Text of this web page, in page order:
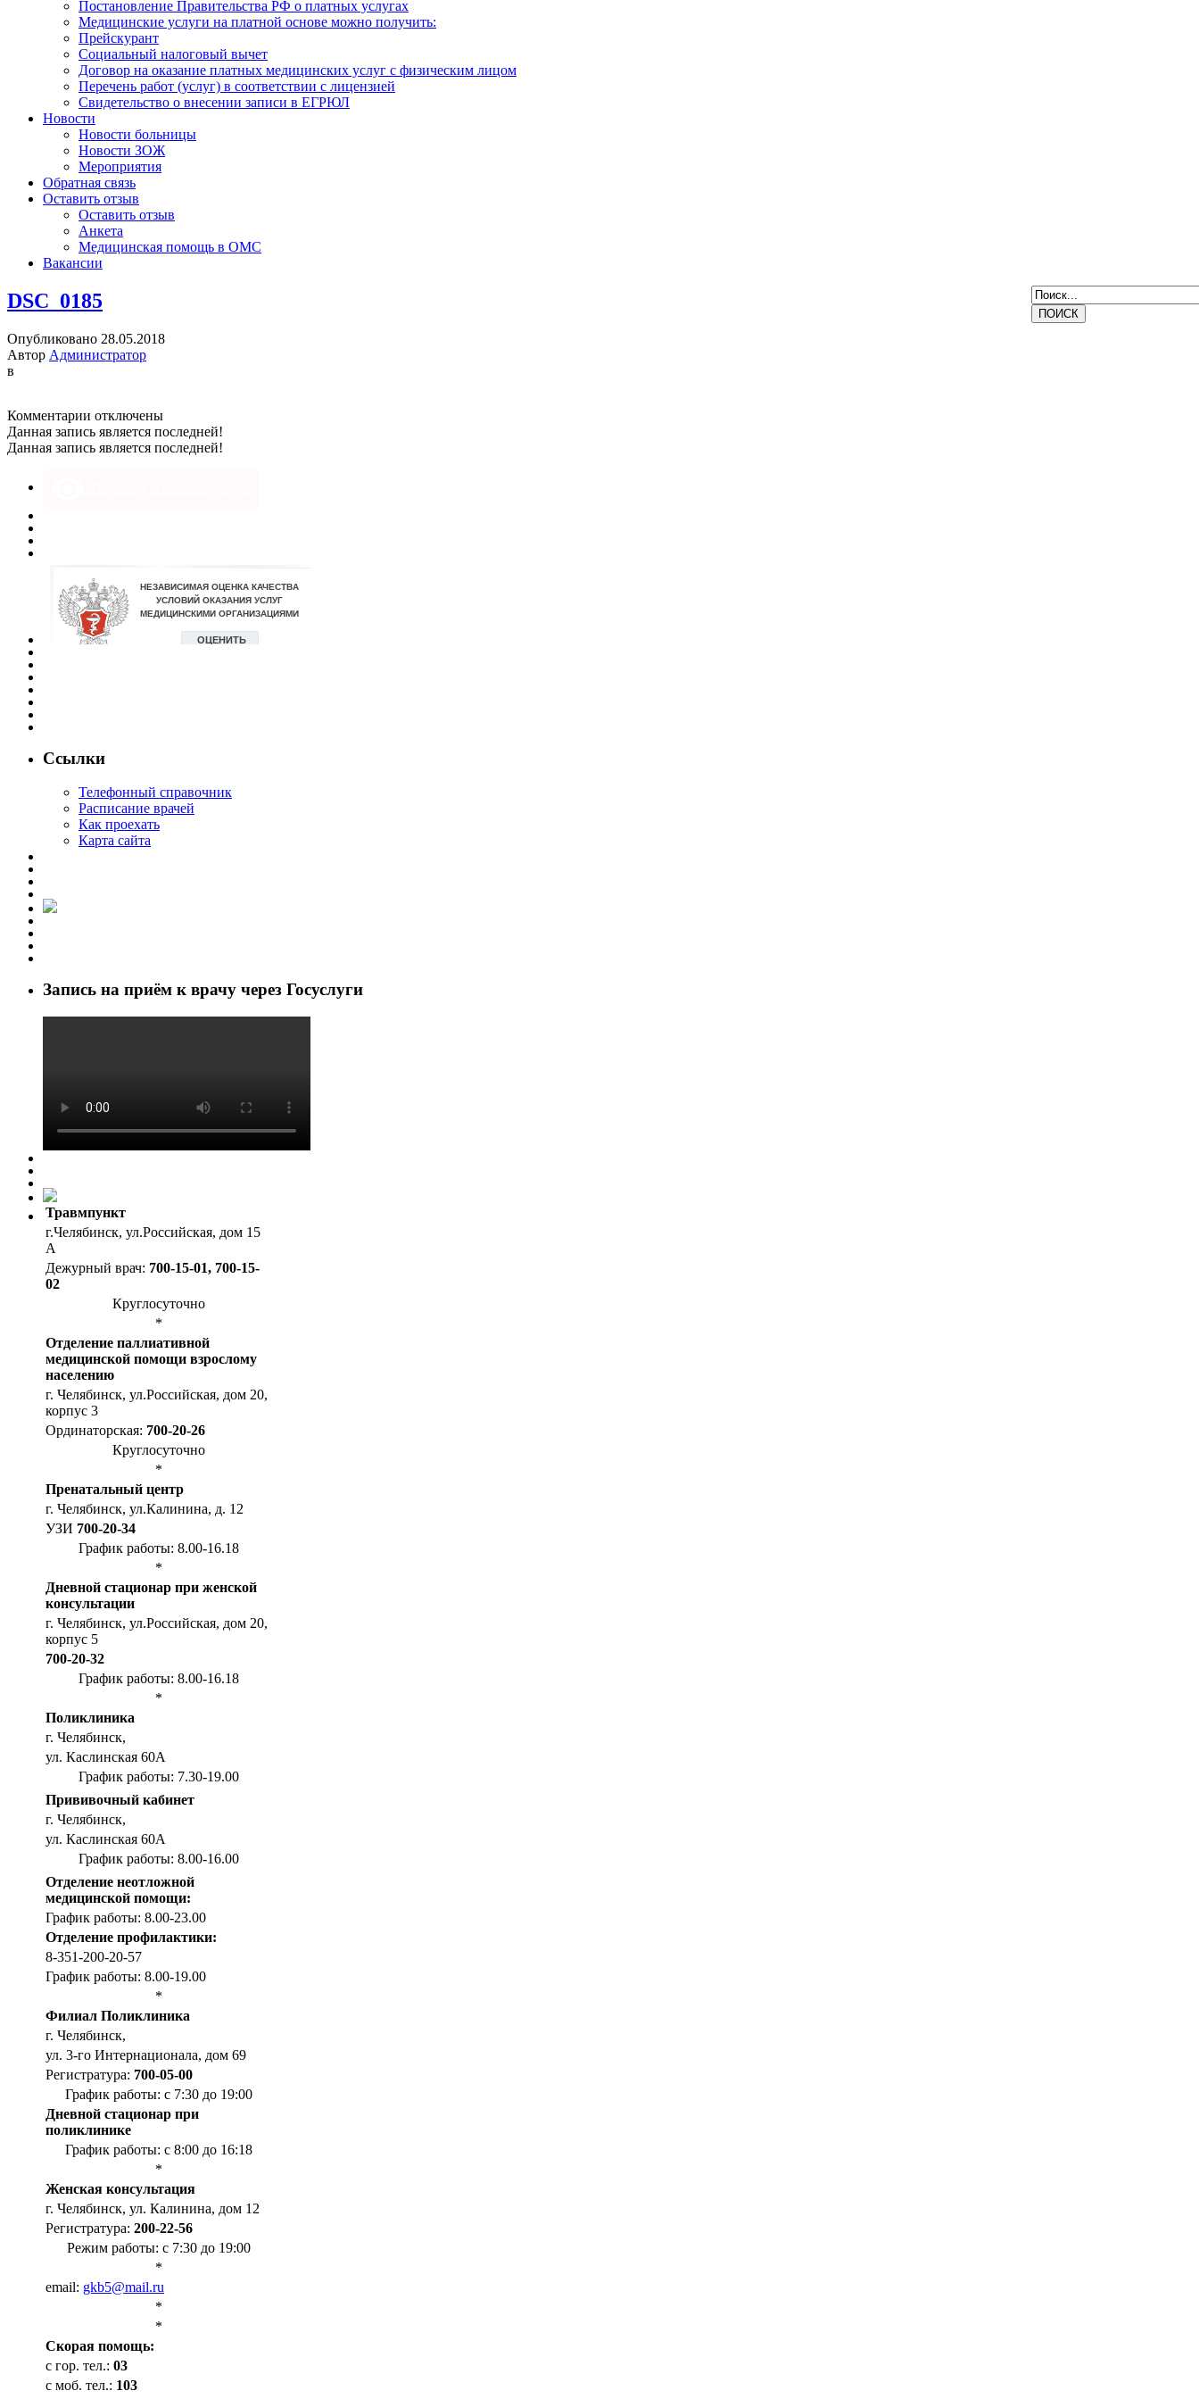
Постановление Правительства РФ о платных услугах
Медицинские услуги на платной основе можно получить:
Прейскурант
Социальный налоговый вычет
Договор на оказание платных медицинских услуг с физическим лицом
Перечень работ (услуг) в соответствии с лицензией
Свидетельство о внесении записи в ЕГРЮЛ
Новости
Новости больницы
Новости ЗОЖ
Мероприятия
Обратная связь
Оставить отзыв
Оставить отзыв
Анкета
Медицинская помощь в ОМС
Вакансии
DSC_0185
Опубликовано 28.05.2018
Автор Администратор
в
Комментарии к
записи
DSC_0185
отключены
Данная запись является последней!
Данная запись является последней!
Ссылки
Телефонный справочник
Расписание врачей
Как проехать
Карта сайта
Запись на приём к врачу через Госуслуги
Травмпункт
г.Челябинск, ул.Российская, дом 15
А
Дежурный врач: 700-15-01, 700-15-
02
Круглосуточно
*
Отделение паллиативной
медицинской помощи взрослому
населению
г. Челябинск, ул.Российская, дом 20,
корпус 3
Ординаторская: 700-20-26
Круглосуточно
*
Пренатальный центр
г. Челябинск, ул.Калинина, д. 12
УЗИ 700-20-34
График работы: 8.00-16.18
*
Дневной стационар при женской
консультации
г. Челябинск, ул.Российская, дом 20,
корпус 5
700-20-32
График работы: 8.00-16.18
*
Поликлиника
г. Челябинск,
ул. Каслинская 60А
График работы: 7.30-19.00
Прививочный кабинет
г. Челябинск,
ул. Каслинская 60А
График работы: 8.00-16.00
Отделение неотложной
медицинской помощи:
График работы: 8.00-23.00
Отделение профилактики:
8-351-200-20-57
График работы: 8.00-19.00
*
Филиал Поликлиника
г. Челябинск,
ул. 3-го Интернационала, дом 69
Регистратура: 700-05-00
График работы: с 7:30 до 19:00
Дневной стационар при
поликлинике
График работы: с 8:00 до 16:18
*
Женская консультация
г. Челябинск, ул. Калинина, дом 12
Регистратура: 200-22-56
Режим работы: с 7:30 до 19:00
*
email: gkb5@mail.ru
*
*
Cкорая помощь:
с гор. тел.: 03
с моб. тел.: 103